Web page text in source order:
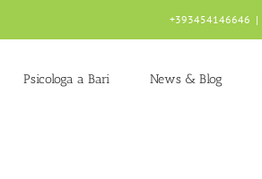
+393454146646 |
Psicologa a Bari News & Blog